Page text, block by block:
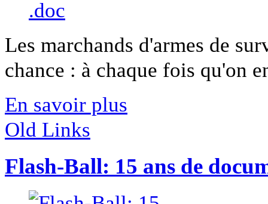
Les marchands d'armes de
chance : à chaque fois qu'on
En savoir plus
Old Links
Flash-Ball: 15 ans de